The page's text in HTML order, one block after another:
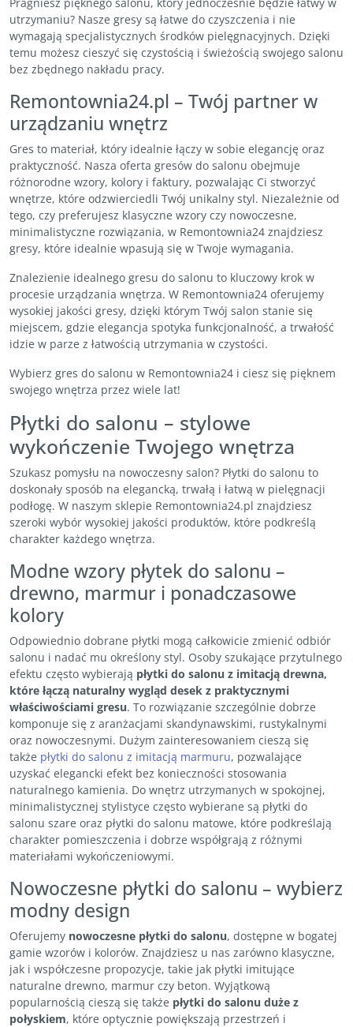
utrzymaniu? Nasze gresy są łatwe do czyszczenia i nie
wymagają specjalistycznych środków pielęgnacyjnych. Dzięki
temu możesz cieszyć się czystością i świeżością swojego salonu
bez zbędnego nakładu pracy.
Remontownia24.pl – Twój partner w
urządzaniu wnętrz
Gres to materiał, który idealnie łączy w sobie elegancję oraz
praktyczność. Nasza oferta gresów do salonu obejmuje
różnorodne wzory, kolory i faktury, pozwalając Ci stworzyć
wnętrze, które odzwierciedli Twój unikalny styl. Niezależnie od
tego, czy preferujesz klasyczne wzory czy nowoczesne,
minimalistyczne rozwiązania, w Remontownia24 znajdziesz
gresy, które idealnie wpasują się w Twoje wymagania.
Znalezienie idealnego gresu do salonu to kluczowy krok w
procesie urządzania wnętrza. W Remontownia24 oferujemy
wysokiej jakości gresy, dzięki którym Twój salon stanie się
miejscem, gdzie elegancja spotyka funkcjonalność, a trwałość
idzie w parze z łatwością utrzymania w czystości.
Wybierz gres do salonu w Remontownia24 i ciesz się pięknem
swojego wnętrza przez wiele lat!
Płytki do salonu – stylowe
wykończenie Twojego wnętrza
Szukasz pomysłu na nowoczesny salon? Płytki do salonu to
doskonały sposób na elegancką, trwałą i łatwą w pielęgnacji
podłogę. W naszym sklepie Remontownia24.pl znajdziesz
szeroki wybór wysokiej jakości produktów, które podkreślą
charakter każdego wnętrza.
Modne wzory płytek do salonu –
drewno, marmur i ponadczasowe
kolory
Odpowiednio dobrane płytki mogą całkowicie zmienić odbiór
salonu i nadać mu określony styl. Osoby szukające przytulnego
efektu często wybierają płytki do salonu z imitacją drewna,
które łączą naturalny wygląd desek z praktycznymi
właściwościami gresu. To rozwiązanie szczególnie dobrze
komponuje się z aranżacjami skandynawskimi, rustykalnymi
oraz nowoczesnymi. Dużym zainteresowaniem cieszą się
także płytki do salonu z imitacją marmuru, pozwalające
uzyskać elegancki efekt bez konieczności stosowania
naturalnego kamienia. Do wnętrz utrzymanych w spokojnej,
minimalistycznej stylistyce często wybierane są płytki do
salonu szare oraz płytki do salonu matowe, które podkreślają
charakter pomieszczenia i dobrze współgrają z różnymi
materiałami wykończeniowymi.
Nowoczesne płytki do salonu – wybierz
modny design
Oferujemy nowoczesne płytki do salonu, dostępne w bogatej
gamie wzorów i kolorów. Znajdziesz u nas zarówno klasyczne,
jak i współczesne propozycje, takie jak płytki imitujące
naturalne drewno, marmur czy beton. Wyjątkową
popularnością cieszą się także płytki do salonu duże z
połyskiem, które optycznie powiększają przestrzeń i